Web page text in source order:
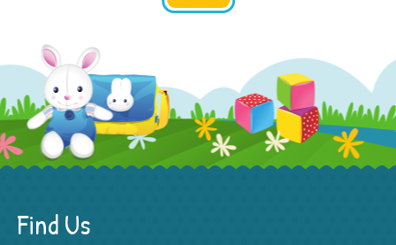
Find Us